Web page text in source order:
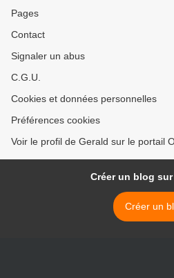
Pages
Contact
Signaler un abus
C.G.U.
Cookies et données personnelles
Préférences cookies
Voir le profil de Gerald sur le portail
Créer un blog
Créer un